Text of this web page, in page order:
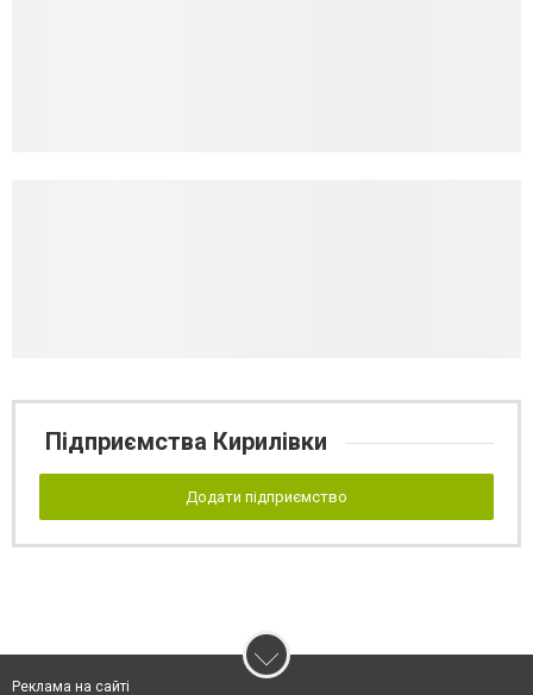
Підприємства Кирилівки
Додати підприємство
Реклама на сайті